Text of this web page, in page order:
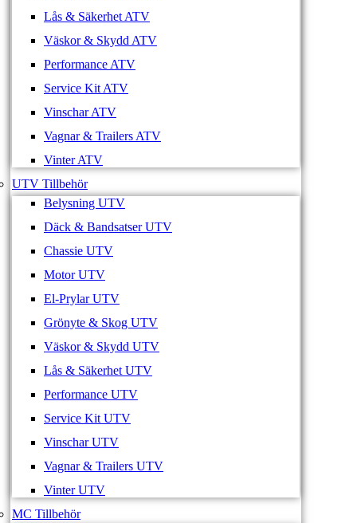
Lås & Säkerhet ATV
Väskor & Skydd ATV
Performance ATV
Service Kit ATV
Vinschar ATV
Vagnar & Trailers ATV
Vinter ATV
UTV Tillbehör
Belysning UTV
Däck & Bandsatser UTV
Chassie UTV
Motor UTV
El-Prylar UTV
Grönyte & Skog UTV
Väskor & Skydd UTV
Lås & Säkerhet UTV
Performance UTV
Service Kit UTV
Vinschar UTV
Vagnar & Trailers UTV
Vinter UTV
MC Tillbehör